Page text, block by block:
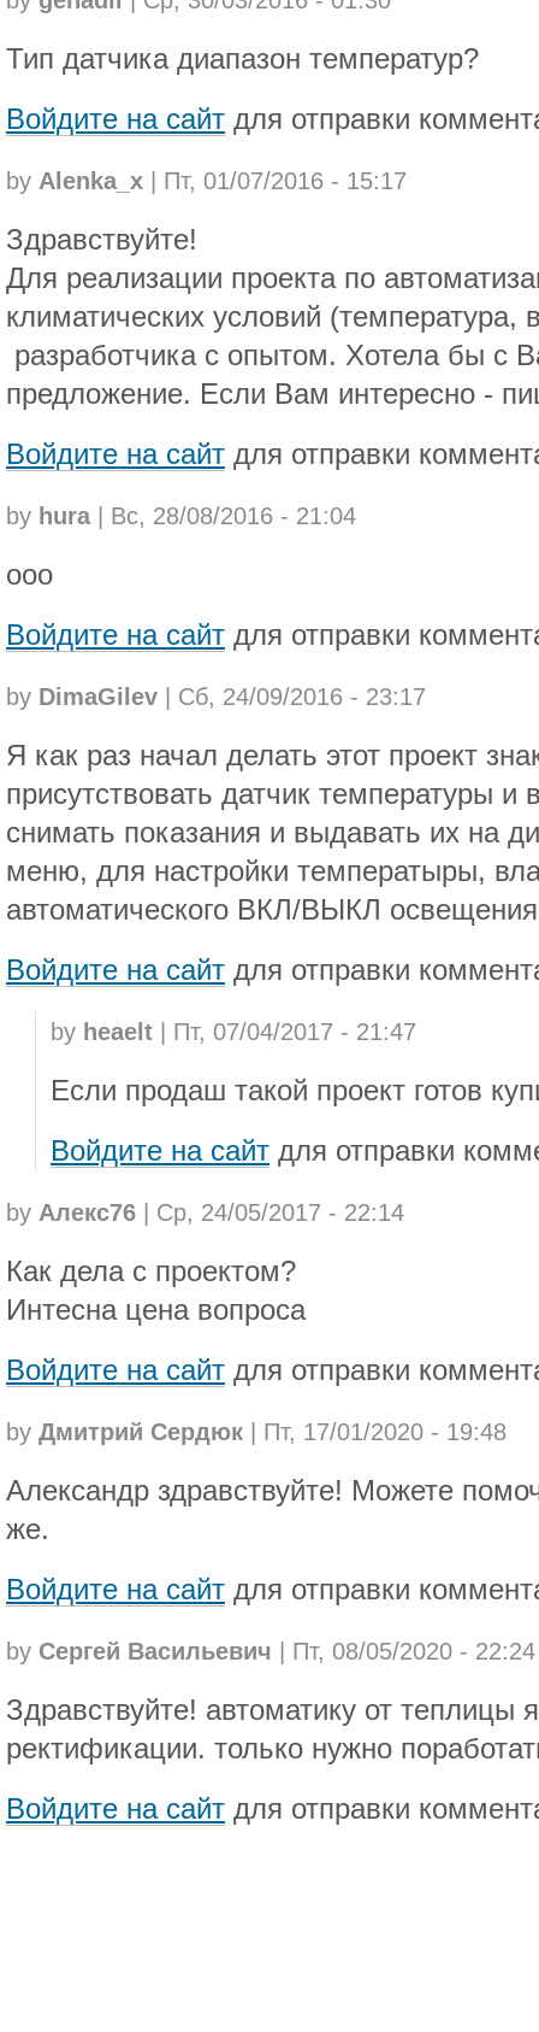
Тип датчика диапазон температур?
Войдите на сайт для отправки
by Alenka_x | Пт, 01/07/2016 - 15:17
Здравствуйте!
Для реализации проекта по
климатических условий
разработчика с опытом. Хотела бы с
предложение. Если Вам интересно -
Войдите на сайт для отправки
by hura| Вс, 28/08/2016 - 21:04
ооо
Войдите на сайт для отправки
by DimaGilev | Сб, 24/09/2016 - 23:17
Я как раз начал делать этот проект
присутствовать датчик температуры и
снимать показания и выдавать их на
меню, для настройки температыры,
автоматического ВКЛ/ВЫКЛ
Войдите на сайт для отправки
by heaelt | Пт, 07/04/2017 - 21:47
Если продаш такой проект готов
Войдите на сайт для отправки
by Алекс76 | Ср, 24/05/2017 - 22:14
Как дела с проектом?
Интесна цена вопроса
Войдите на сайт для отправки
by Дмитрий Сердюк | Пт, 17/01/2020 - 19:48
Александр здравствуйте! Можете
же.
Войдите на сайт для отправки
by Сергей Васильевич | Пт, 08/05/2020 - 22:24
Здравствуйте! автоматику от
ректификации. только нужно
Войдите на сайт для отправки